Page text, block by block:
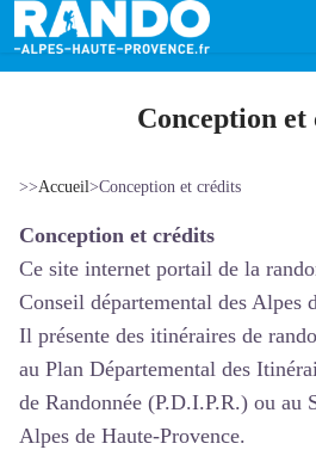
Conception et
>>Accueil>Conception et crédits
Conception et crédits
Ce site internet portail de la
Conseil départemental des Alpes
Il présente des itinéraires de
au Plan Départemental des
de Randonnée (P.D.I.P.R.) ou au
Alpes de Haute-Provence.